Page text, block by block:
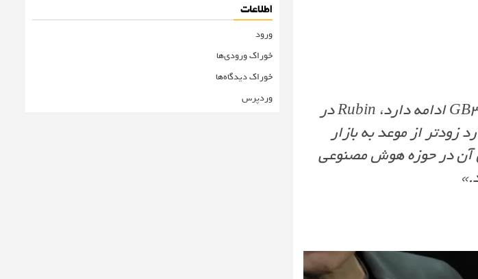
«Rubin گام بعدی در تحول تراشه‌های ما است. درحالی‌که عرضه GB300 ادامه دارد، Rubin در
زودتر از موعد به بازار
آن در حوزه هوش مصنوعی
اطلاعات
ورود
خوراک ورودی‌ها
خوراک دیدگاه‌ها
وردپرس